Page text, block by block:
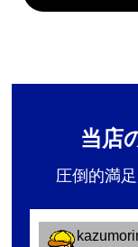
当店
圧倒的満